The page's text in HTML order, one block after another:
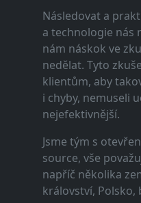
Následovat a
a technologie nás
nám náskok ve
nedělat. Tyto
klientům, aby
i chyby, nemuseli
nejefektivnější.
Jsme tým s
source, vše
napříč několika
království, Polsko,